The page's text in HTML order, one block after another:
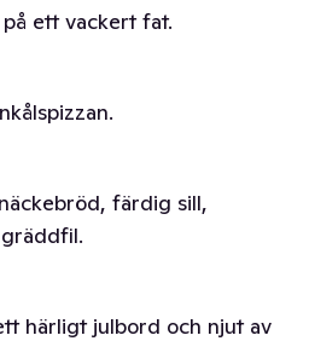
ett vackert fat.
färdig sill,
härligt julbord och njut av